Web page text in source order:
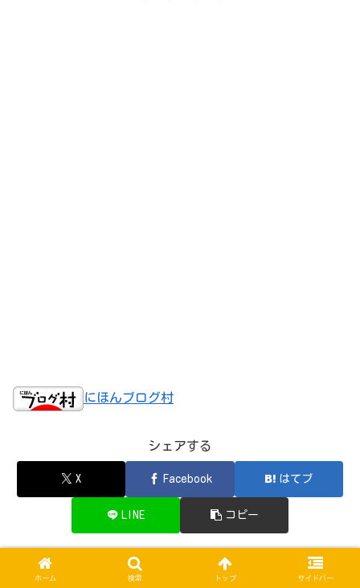
にほんブログ村
シェアする
X Facebook はてブ
LINE コピー
たらんくちをフォローする
ホーム 検索 トップ サイドバー